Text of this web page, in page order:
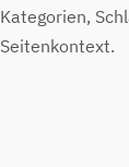
Kategorien,
Seitenkontext.